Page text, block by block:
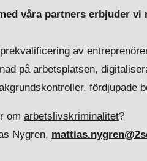
våra partners erbjuder
av
på arbetsplatsen,
fördjupade
om arbetslivskriminalitet?
Nygren,